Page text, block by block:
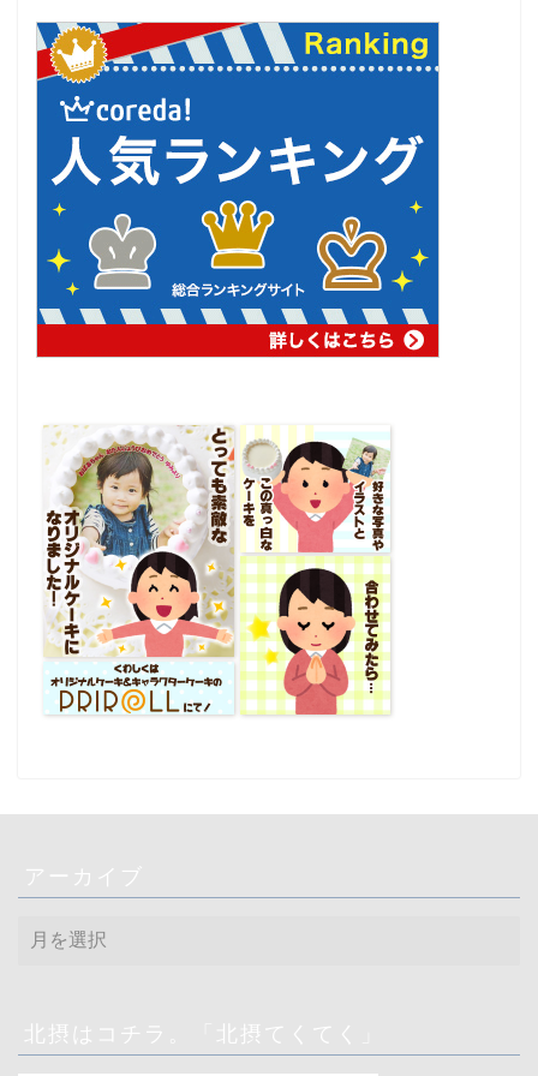
アーカイブ
ー
ブ 北摂はコチラ。「北摂てくてく」